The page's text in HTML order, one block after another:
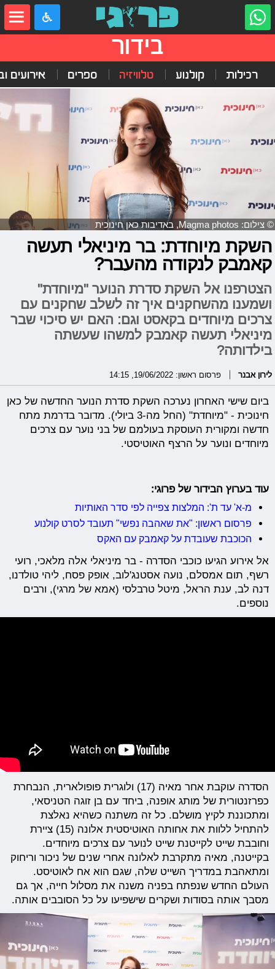
בידור
רכילות קולנוע טלוויזיה ספרים אירועים
© צילום: Magma photos, באדיבות כאן חינוכית
השקת מיוחדת: בר מיניאלי תעשה
קאמבק לנקודה מהעבר?
הצטרפנו אל השקת סדרת הנוער "מיוחדת"
ושמענו מהשחקנים איך זה לשלב שחקנים עם
צרכים מיוחדים בקאסט וגם: האם יש סיכוי שבר
מיניאלי תעשה קאמבק למשהו שעשתה
בילדותה?
לירון אבנר פרסום ראשון: 19/06/2022, 14:15
ביום שישי האחרון נערכה השקת סדרת הנוער החדשה של כאן
חינוכית - "מיוחדת" (החל מה-3 ביולי). מדובר בדרמת מתח
חדשה ומקורית העוסקת בעולמם של בני נוער עם צרכים
מיוחדים ונוער על הרצף האוטיסטי.
עוד בערוץ הבידור של פרוגי:
מ-א' עד ת': המלצות צפייה לפי סדר האותיות
פרסום ראשון: "את שאהבה נפשי" תעובד לסרט קולנוע
הכוכבת שעובדת על קאמבק עם האקס
אל אירוע הגיעו כוכבי הסדרה - בר מיניאלי אלה מלאכי, רועי
רשף, תום אמסלם, נועה אסטנג'לוב, אופק פסח, ליהי טולדנו,
דנה לב, ענת הראל, מיטל טרבלסי (אמא של מרגי), ורבים
נוספים.
הסדרה עוקבת אחר מאיה (17) ולוגרית פופולארית, הנבחרת
כפרזנטורית של מותג אופנה, ביחד עם בן זוגה הטניסאי,
ומתכוננת לקיץ מושלם. כל זה משתנה כשהיא נאלצת
להתחיל ללוות את אחותה האוטיסטית אלונה (15) ציירת
וחובבת שייט לקייטנת שייט לנוער עם צרכים מיוחדים.
בקייטנה, מאיה מתקרבת לאלונה אחרי שנים של ניכור וריחוק
ומתאהבת במדריך השייט שלה, שגם הוא אח לאוטיסט.
העולם החדש שנפתח בפניה משנה את מסלול חייה, אך גם
מסבך אותה בסודות ושקרים שישפיעו על כל הסובבים אותה.